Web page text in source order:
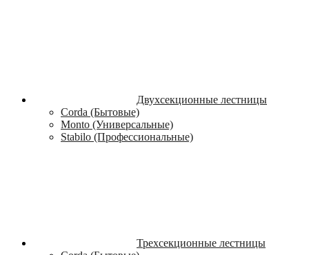
Двухсекционные лестницы
Corda (Бытовые)
Monto (Универсальные)
Stabilo (Профессиональные)
Трехсекционные лестницы